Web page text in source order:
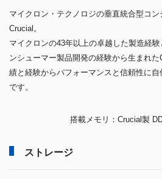
マイクロン・テクノロジの垂直統合型コ
Crucial。
マイクロンの43年以上の卓越した製造経
ンシューマー製品開発の経験から生まれ
績と経験からパフォーマンスと信頼性に
です。
搭載メモリ：Crucial製
ストレージ